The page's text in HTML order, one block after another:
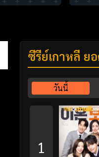
ซีรี่ย์เกาหลี ย
วันนี้
1